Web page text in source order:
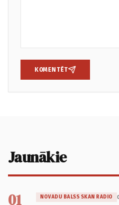
KOMENTĒT
Jaunākie
01 NOVADU BALSS SKAN RADIO